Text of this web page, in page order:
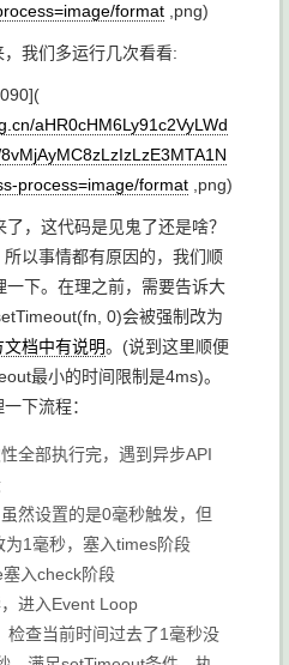
format ,png)
，我们多运行几次看看:
aHR0cHM6Ly91c2VyLWd
process=image/format ,png)
了，这代码是见鬼了还是啥？
以事情都有原因的，我们顺
下。在理之前，需要告诉大
0)会被强制改为
档中有说明。(说到这里顺便
最小的时间限制是4ms)。
下流程：
全部执行完，遇到异步API
虽然设置的是0毫秒触发，但
1毫秒，塞入times阶段
塞入check阶段
进入Event Loop
检查当前时间过去了1毫秒没